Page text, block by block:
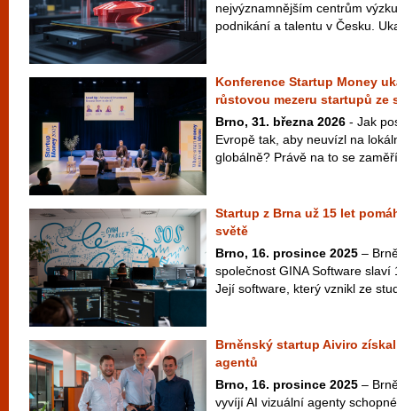
nejvýznamnějším centrům
podnikání a talentu v Česku.
Konference Startup Money
růstovou mezeru startupů ze
Brno, 31. března 2026 - Jak
Evropě tak, aby neuvízl na
globálně? Právě na to se
Startup z Brna už 15 let
světě
Brno, 16. prosince 2025 –
společnost GINA Software
Její software, který vznikl ze
Brněnský startup Aiviro
agentů
Brno, 16. prosince 2025 –
vyvíjí AI vizuální agenty